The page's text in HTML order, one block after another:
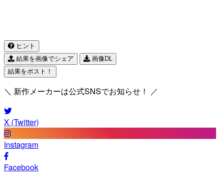
ヒント
結果を画像でシェア
画像DL
結果をポスト！
＼ 新作メーカーは公式SNSでお知らせ！ ／
X (Twitter)
Instagram
Facebook